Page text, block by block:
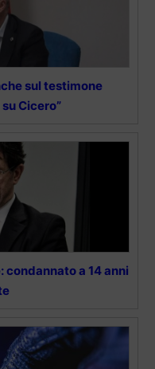
sul testimone
Cicero”
condannato a 14 anni